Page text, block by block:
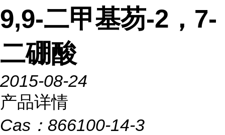
9,9-二甲基芴-2，7-
二硼酸
2015-08-24
产品详情
Cas： 866100-14-3